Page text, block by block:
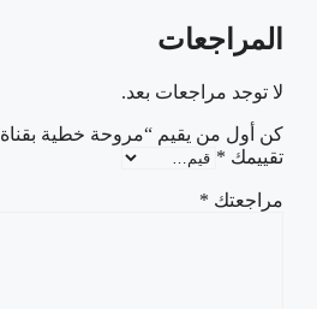
المراجعات
لا توجد مراجعات بعد.
كن أول من يقيم “مروحة خطية بقناة 125/320 ساسو”
تقييمك *
مراجعتك *